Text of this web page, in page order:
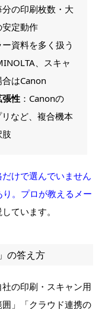
分の印刷枚数・大
定動作
ー資料を多く扱う
、スキャ
はCanon
張性 ：Canonの
など、複合機本
だけで選んでいません
。プロが教えるメー
ています。
の答え方
の印刷・スキャン用
」「クラウド連携の